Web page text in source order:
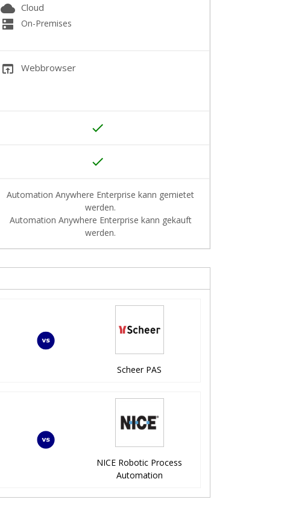
cloud Cloud
dns On-Premises
open_in_browser Webbrowser
done
done
Automation Anywhere Enterprise kann gemietet
werden.
Automation Anywhere Enterprise kann gekauft
werden.
Scheer PAS
NICE Robotic Process
Automation